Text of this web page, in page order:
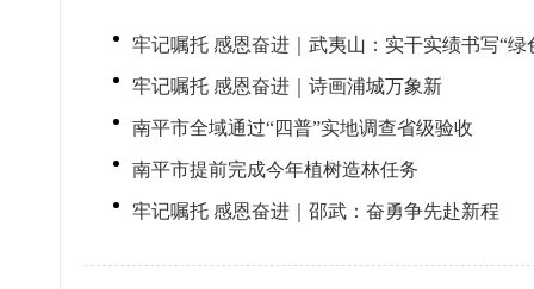
牢记嘱托 感恩奋进｜武夷山：实干实绩书写“绿
牢记嘱托 感恩奋进｜诗画浦城万象新
南平市全域通过“四普”实地调查省级验收
南平市提前完成今年植树造林任务
牢记嘱托 感恩奋进｜邵武：奋勇争先赴新程